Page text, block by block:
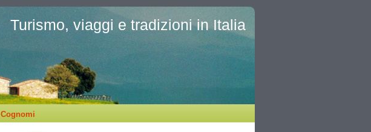
Turismo, viaggi e tradizioni in Italia
Cognomi